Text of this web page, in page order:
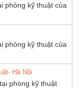
phòng kỹ thuật của
phòng kỹ thuật của
Hà Nội
phòng kỹ thuật